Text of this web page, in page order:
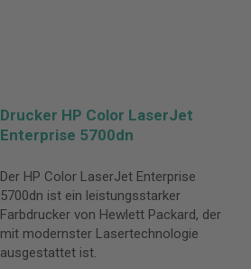
Drucker HP Color LaserJet
Enterprise 5700dn
Der HP Color LaserJet Enterprise
5700dn ist ein leistungsstarker
Farbdrucker von Hewlett Packard, der
mit modernster Lasertechnologie
ausgestattet ist.